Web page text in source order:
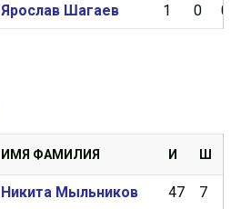
Ярослав Шагаев 1 0 0
ИМЯ ФАМИЛИЯ И Ш
Никита Мыльников 47 7